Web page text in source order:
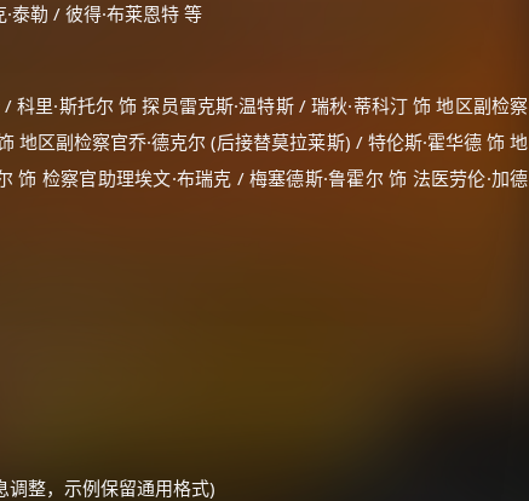
泰勒 / 彼得·布莱恩特 等
/ 科里·斯托尔 饰 探员雷克斯·温特斯 / 瑞秋·蒂科汀 饰 地区副检察
地区副检察官乔·德克尔 (后接替莫拉莱斯) / 特伦斯·霍华德 饰 地
饰 检察官助理埃文·布瑞克 / 梅塞德斯·鲁霍尔 饰 法医劳伦·加德
调整，示例保留通用格式)